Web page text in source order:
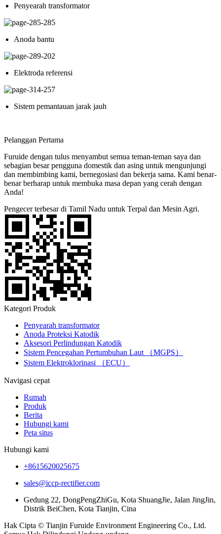
Penyearah transformator
Anoda bantu
Elektroda referensi
Sistem pemantauan jarak jauh
Pelanggan Pertama
Furuide dengan tulus menyambut semua teman-teman saya dan
sebagian besar pengguna domestik dan asing untuk mengunjungi
dan membimbing kami, bernegosiasi dan bekerja sama. Kami benar-
benar berharap untuk membuka masa depan yang cerah dengan
Anda!
Pengecer terbesar di Tamil Nadu untuk Terpal dan Mesin Agri.
Kategori Produk
Penyearah transformator
Anoda Proteksi Katodik
Aksesori Perlindungan Katodik
Sistem Pencegahan Pertumbuhan Laut （MGPS）
Sistem Elektroklorinasi （ECU）
Navigasi cepat
Rumah
Produk
Berita
Hubungi kami
Peta situs
Hubungi kami
+8615620025675
sales@iccp-rectifier.com
Gedung 22, DongPengZhiGu, Kota ShuangJie, Jalan JingJin,
Distrik BeiChen, Kota Tianjin, Cina
Hak Cipta © Tianjin Furuide Environment Engineering Co., Ltd.